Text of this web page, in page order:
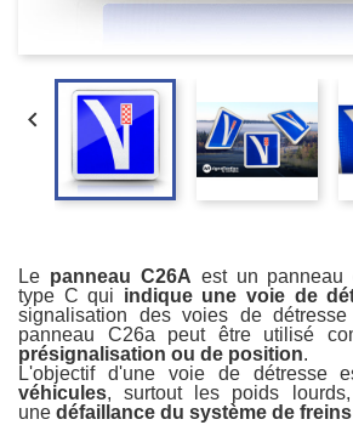

Le panneau C26A est un panneau
type C qui indique une voie de
signalisation des voies de
panneau C26a peut être utilisé
présignalisation ou de position.
L'objectif d'une voie de détresse
véhicules, surtout les poids
une défaillance du système de